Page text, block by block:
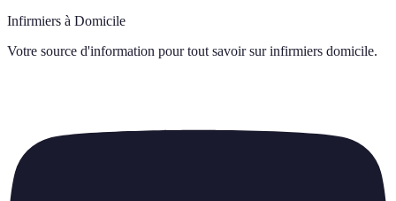
Infirmiers à Domicile
Votre source d'information pour tout savoir sur infirmiers domicile.